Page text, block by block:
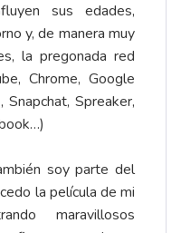
sus edades,
y, de manera muy
la pregonada red
Chrome, Google
Spreaker,
soy parte del
la película de mi
maravillosos